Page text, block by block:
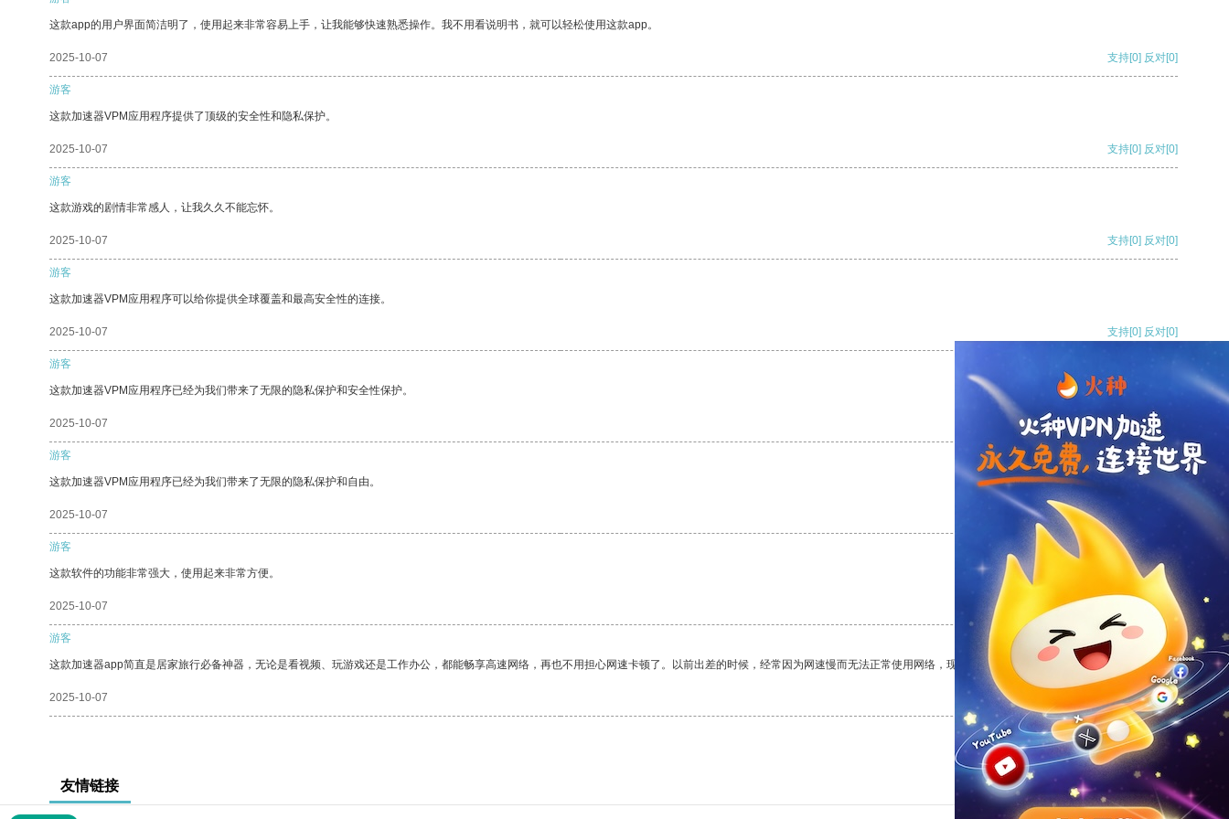
这款app的用户界面简洁明了，使用起来非常容易上手，让我能够快速熟悉操作。我不用看说明书，就可以轻松使用这款app。
2025-10-07 支持[0] 反对[0]
游客
这款加速器VPM应用程序提供了顶级的安全性和隐私保护。
2025-10-07 支持[0] 反对[0]
游客
这款游戏的剧情非常感人，让我久久不能忘怀。
2025-10-07 支持[0] 反对[0]
游客
这款加速器VPM应用程序可以给你提供全球覆盖和最高安全性的连接。
2025-10-07 支持[0] 反对[0]
游客
这款加速器VPM应用程序已经为我们带来了无限的隐私保护和安全性保护。
2025-10-07 支持[0] 反对
游客
这款加速器VPM应用程序已经为我们带来了无限的隐私保护和自由。
2025-10-07 支持
游客
这款软件的功能非常强大，使用起来非常方便。
2025-10-07 反对 [0]
游客
这款加速器app简直是居家旅行必备神器，无论是看视频、玩游戏还是工作办公，都能畅享高速网络，再也不用担心网速卡顿了。以前出差的时候，经常因为网速慢而无法正常使用网络，现在有了这个app，我再也不用担心了。
2025-10-07 支持[0] 反对[0]
友情链接